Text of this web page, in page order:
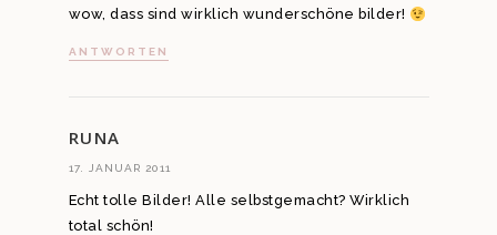
wow, dass sind wirklich wunderschöne bilder!
ANTWORTEN
RUNA
17. JANUAR 2011
Echt tolle Bilder! Alle selbstgemacht? Wirklich
total schön!